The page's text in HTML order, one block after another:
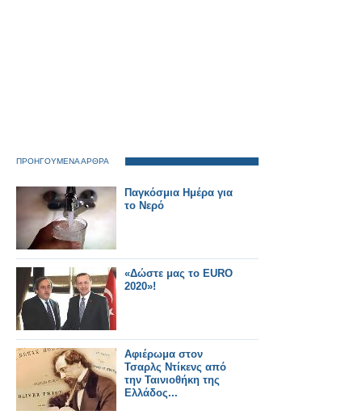
ΠΡΟΗΓΟΥΜΕΝΑ ΑΡΘΡΑ
Παγκόσμια Ημέρα για
το Νερό
«Δώστε μας το EURO
2020»!
Αφιέρωμα στον
Τσαρλς Ντίκενς από
την Ταινιοθήκη της
Ελλάδος...